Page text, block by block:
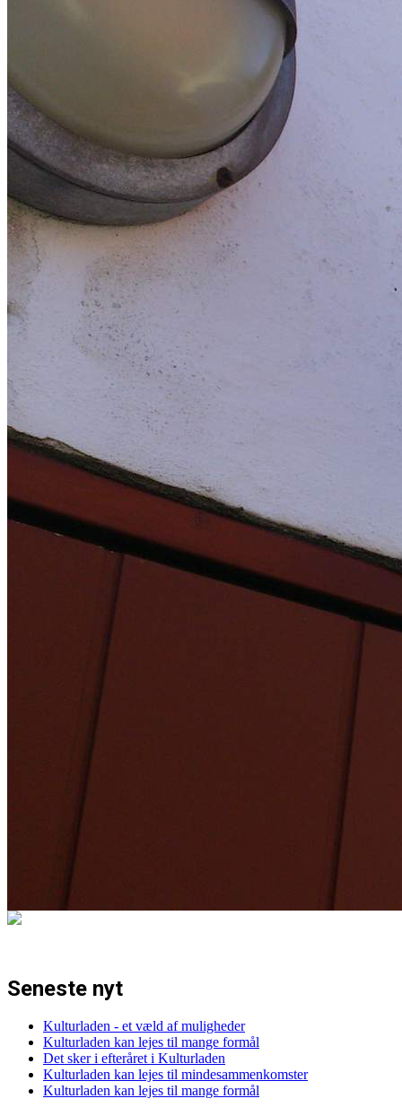
Seneste nyt
Kulturladen - et væld af muligheder
Kulturladen kan lejes til mange formål
Det sker i efteråret i Kulturladen
Kulturladen kan lejes til mindesammenkomster
Kulturladen kan lejes til mange formål